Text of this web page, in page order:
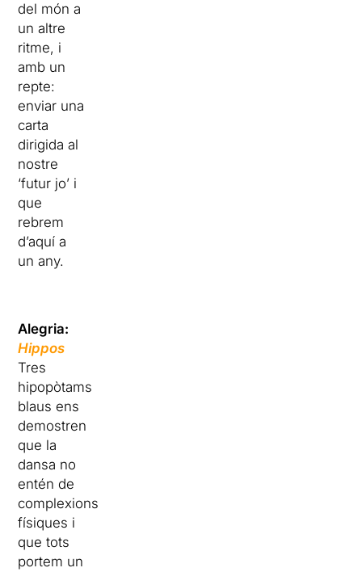
del món a
un altre
ritme, i
amb un
repte:
enviar una
carta
dirigida al
nostre
‘futur jo’ i
que
rebrem
d’aquí a
un any.
Alegria:
Hippos
Tres
hipopòtams
blaus ens
demostren
que la
dansa no
entén de
complexions
físiques i
que tots
portem un